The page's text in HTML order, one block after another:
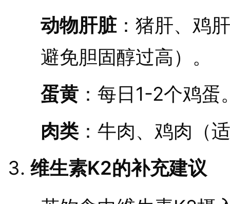
动物肝脏：猪肝、鸡
避免胆固醇过高）。
蛋黄 ：每日1-2个鸡蛋
肉类 ：牛肉、鸡肉（
维生素K2的补充建议